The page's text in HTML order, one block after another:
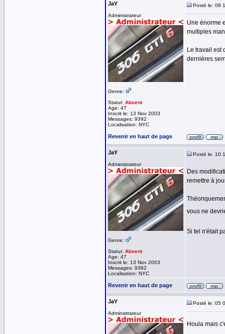
JaY
Administrateur
Genre:
Statut: Absent
Age: 47
Inscrit le: 13 Nov 2003
Messages: 9392
Localisation: NYC
Posté le: 09
Une énorme
multiples
Le travail est
dernières
Revenir en haut de page
JaY
Administrateur
Genre:
Statut: Absent
Age: 47
Inscrit le: 13 Nov 2003
Messages: 9392
Localisation: NYC
Posté le: 10
Des
remettre à
vous ne
Si tel n'était
Revenir en haut de page
JaY
Administrateur
Posté le: 05
Houla mais